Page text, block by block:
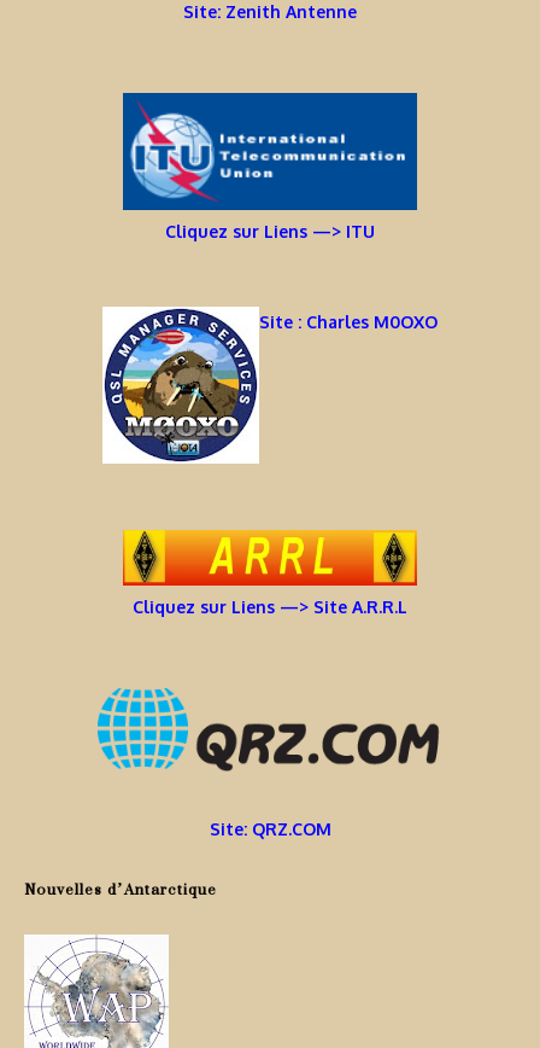
Site: Zenith Antenne
Cliquez sur Liens —> ITU
Site : Charles M0OXO
Cliquez sur Liens —> Site A.R.R.L
Site: QRZ.COM
Nouvelles d’Antarctique